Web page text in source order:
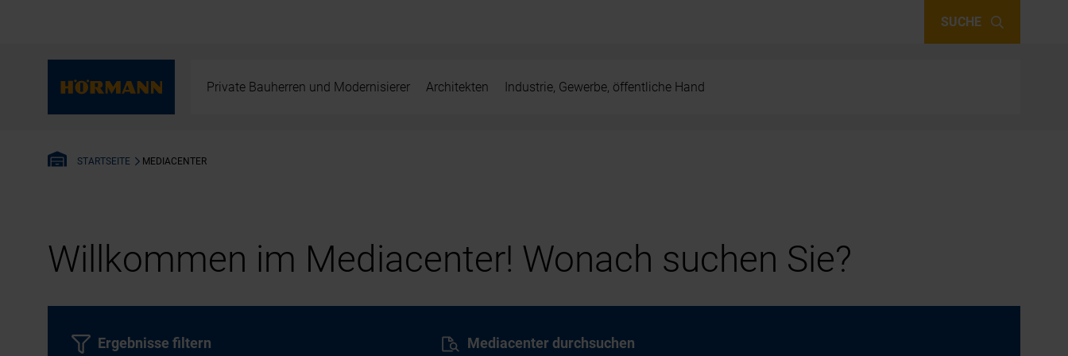
SUCHE
Private Bauherren und Modernisierer Architekten Industrie, Gewerbe, öffentliche Hand
STARTSEITE MEDIACENTER
Willkommen im Mediacenter! Wonach suchen Sie?
Mediacenter durchsuchen
Ergebnisse filtern